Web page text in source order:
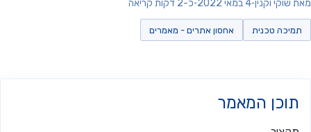
וקנין •4 במאי 2022 •כ-2 דקות קריאה
טכנית אחסון אתרים - מאמרים
המאמר